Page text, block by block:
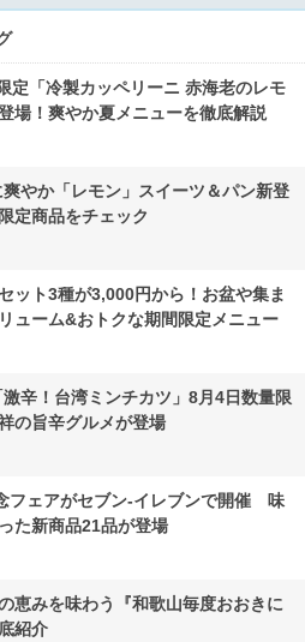
定「冷製カッペリーニ 赤海老のレモ
場！爽やか夏メニューを徹底解説
爽やか「レモン」スイーツ＆パン新登
定商品をチェック
ット3種が3,000円から！お盆や集ま
ューム&おトクな期間限定メニュー
辛！台湾ミンチカツ」8月4日数量限
の旨辛グルメが登場
フェアがセブン-イレブンで開催 味
た新商品21品が登場
恵みを味わう『和歌山毎度おおきに
紹介